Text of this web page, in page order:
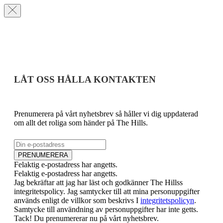
LÅT OSS HÅLLA KONTAKTEN
Prenumerera på vårt nyhetsbrev så håller vi dig uppdaterad
om allt det roliga som händer på The Hills.
E-post
PRENUMERERA
Felaktig e-postadress har angetts.
Felaktig e-postadress har angetts.
Jag bekräftar att jag har läst och godkänner The Hillss
integritetspolicy. Jag samtycker till att mina personuppgifter
används enligt de villkor som beskrivs I integritetspolicyn.
Samtycke till användning av personuppgifter har inte getts.
Tack! Du prenumererar nu på vårt nyhetsbrev.